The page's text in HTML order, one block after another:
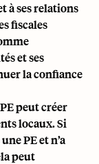
à ses relations
fiscales
et ses
la confiance
peut créer
locaux. Si
PE et n’a
peut